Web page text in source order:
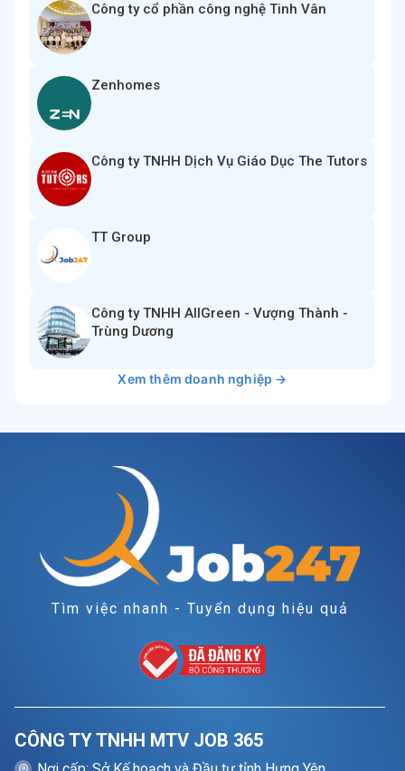
Công ty cổ phần công nghệ Tinh Vân
Zenhomes
Công ty TNHH Dịch Vụ Giáo Dục The Tutors
TT Group
Công ty TNHH AllGreen - Vượng Thành -
Trùng Dương
Xem thêm doanh nghiệp →
Tìm việc nhanh - Tuyển dụng hiệu quả
CÔNG TY TNHH MTV JOB 365